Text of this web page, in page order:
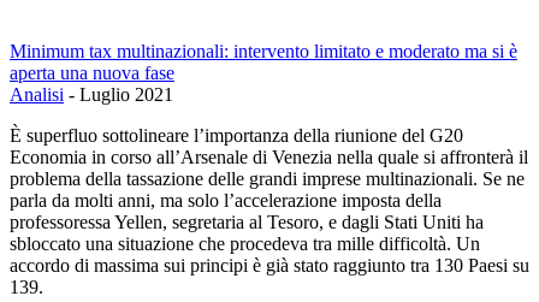
Minimum tax multinazionali: intervento limitato e moderato ma si è
aperta una nuova fase
Analisi - Luglio 2021
È superfluo sottolineare l’importanza della riunione del G20
Economia in corso all’Arsenale di Venezia nella quale si affronterà il
problema della tassazione delle grandi imprese multinazionali. Se ne
parla da molti anni, ma solo l’accelerazione imposta della
professoressa Yellen, segretaria al Tesoro, e dagli Stati Uniti ha
sbloccato una situazione che procedeva tra mille difficoltà. Un
accordo di massima sui principi è già stato raggiunto tra 130 Paesi su
139.